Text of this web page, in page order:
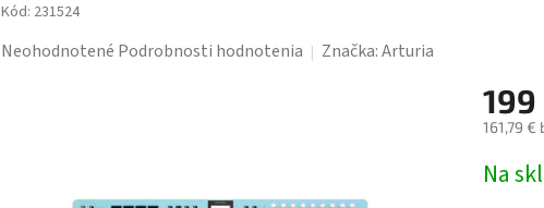
Kód: 231524
Priemerné
Neohodnotené Podrobnosti hodnotenia Značka:Arturia
199
161,79 €
cena:
Na